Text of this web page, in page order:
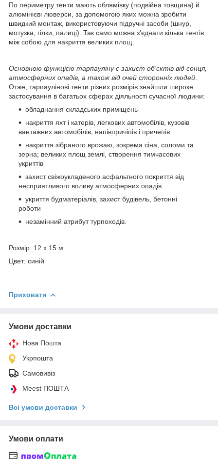
По периметру тенти мають облямівку (подвійна товщина) й
алюмінієві люверси, за допомогою яких можна зробити
швидкий монтаж, використовуючи підручні засоби (шнур,
мотузка, гілки, палиці). Так само можна з'єднати кілька тентів
між собою для накриття великих площ.
Основною функцією тарпауліну є захист об'єктів від сонця,
атмосферних опадів, а також від очей сторонніх людей
Отже, тарпаулінові тенти різних розмірів знайшли широке
застосування в багатьох сферах діяльності сучасної людини:
обладнання складських приміщень
накриття яхт і катерів, легкових автомобілів, кузовів
вантажних автомобілів, напівпричіпів і причепів
накриття зібраного врожаю, зокрема сіна, соломи та
зерна; великих площ землі, створення тимчасових
укриттів
захист свіжоукладеного асфальтного покриття від
несприятливого впливу атмосферних опадів
укриття будматеріалів, захист будівель, бетонні
роботи
незамінний атрибут турпоходів.
Розмір: 12 х 15 м
Цвет: синій
Приховати
Умови доставки
Нова Пошта
Укрпошта
Самовивіз
Meest ПОШТА
Всі умови доставки
Умови оплати